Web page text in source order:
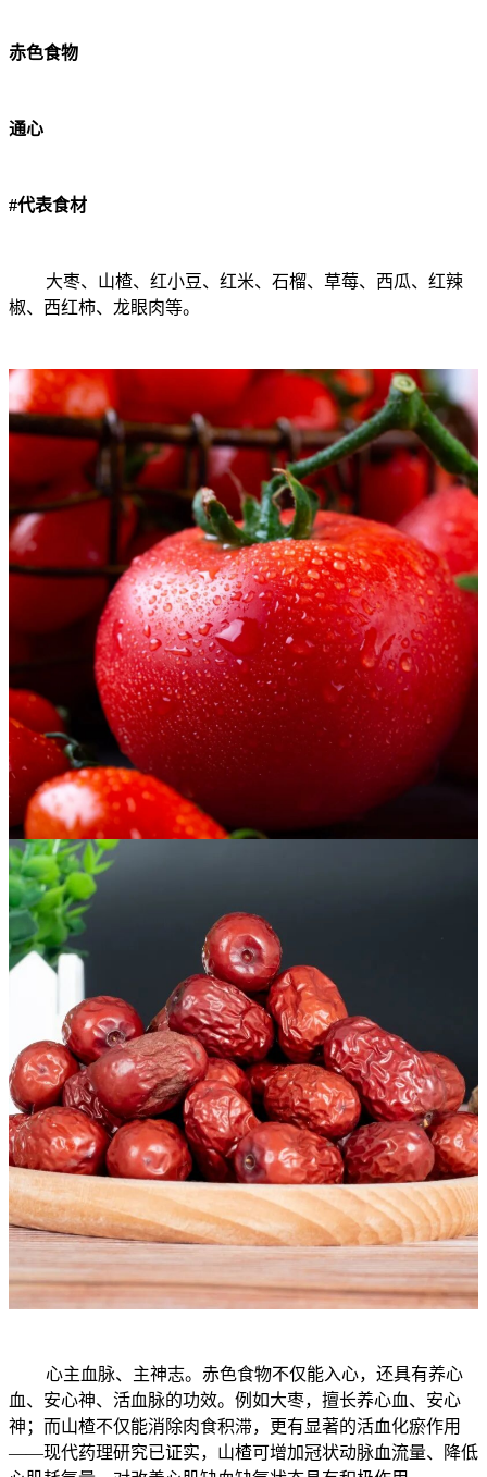
赤色食物
通心
#代表食材
大枣、山楂、红小豆、红米、石榴、草莓、西瓜、红辣
椒、西红柿、龙眼肉等。
心主血脉、主神志。赤色食物不仅能入心，还具有养心
血、安心神、活血脉的功效。例如大枣，擅长养心血、安心
神；而山楂不仅能消除肉食积滞，更有显著的活血化瘀作用
——现代药理研究已证实，山楂可增加冠状动脉血流量、降低